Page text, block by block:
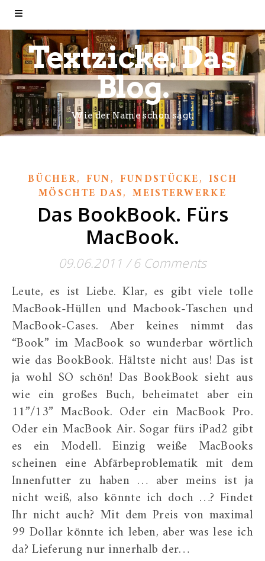
Textzicke. Das
Blog.
Wie der Name schon sagt.
BÜCHER, FUN, FUNDSTÜCKE, ISCH
MÖSCHTE DAS,MEISTERWERKE
Das BookBook. Fürs
MacBook.
09.06.2011 / 6 Comments
Leute, es ist Liebe. Klar, es gibt viele tolle
MacBook-Hüllen und Macbook-Taschen und
MacBook-Cases. Aber keines nimmt das
“Book” im MacBook so wunderbar wörtlich
wie das BookBook. Hältste nicht aus! Das ist
ja wohl SO schön! Das BookBook sieht aus
wie ein großes Buch, beheimatet aber ein
11”/13” MacBook. Oder ein MacBook Pro.
Oder ein MacBook Air. Sogar fürs iPad2 gibt
es ein Modell. Einzig weiße MacBooks
scheinen eine Abfärbeproblematik mit dem
Innenfutter zu haben … aber meins ist ja
nicht weiß, also könnte ich doch …? Findet
Ihr nicht auch? Mit dem Preis von maximal
99 Dollar könnte ich leben, aber was lese ich
da? Lieferung nur innerhalb der…